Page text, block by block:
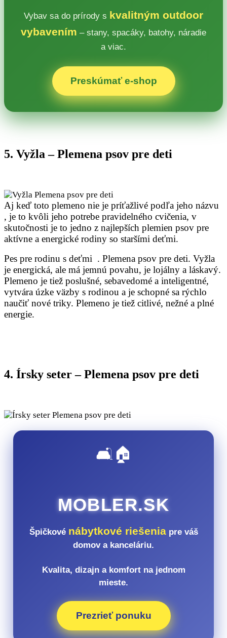
Vybav sa do prírody s kvalitným outdoor
vybavením – stany, spacáky, batohy, náradie
a viac.
Preskúmať e‑shop
5. Vyžla – Plemena psov pre deti
Aj keď toto plemeno nie je príťažlivé podľa jeho názvu
, je to kvôli jeho potrebe pravidelného cvičenia, v
skutočnosti je to jedno z najlepších plemien psov pre
aktívne a energické rodiny so staršími deťmi.
Pes pre rodinu s deťmi . Plemena psov pre deti. Vyžla
je energická, ale má jemnú povahu, je lojálny a láskavý.
Plemeno je tiež poslušné, sebavedomé a inteligentné,
vytvára úzke väzby s rodinou a je schopné sa rýchlo
naučiť nové triky. Plemeno je tiež citlivé, nežné a plné
energie.
4. Írsky seter – Plemena psov pre deti
🛋️🏠
MOBLER.SK
Špičkové nábytkové riešeniapre váš
domov a kanceláriu.
Kvalita, dizajn a komfort na jednom
mieste.
Prezrieť ponuku